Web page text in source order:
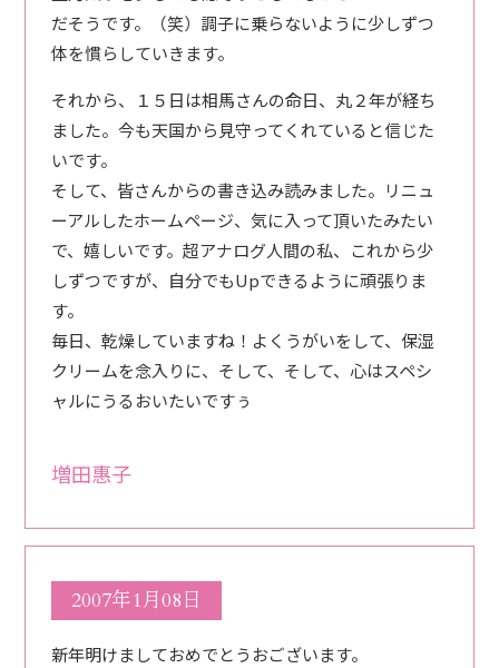
だそうです。（笑）調子に乗らないように少しずつ
体を慣らしていきます。
それから、１５日は相馬さんの命日、丸２年が経ち
ました。今も天国から見守ってくれていると信じた
いです。
そして、皆さんからの書き込み読みました。リニュ
ーアルしたホームページ、気に入って頂いたみたい
で、嬉しいです。超アナログ人間の私、これから少
しずつですが、自分でもUpできるように頑張りま
す。
毎日、乾燥していますね！よくうがいをして、保湿
クリームを念入りに、そして、そして、心はスペシ
ャルにうるおいたいですぅ
増田惠子
2007年1月08日
新年明けましておめでとうおございます。